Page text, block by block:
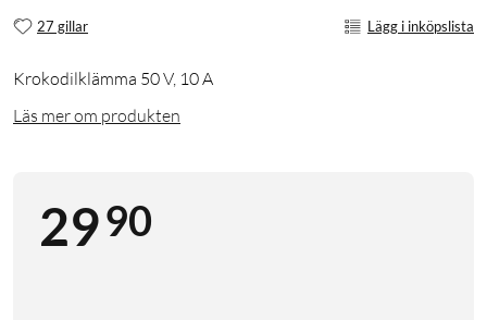
27 gillar Lägg i inköpslista
Krokodilklämma 50 V, 10 A
Läs mer om produkten
2990